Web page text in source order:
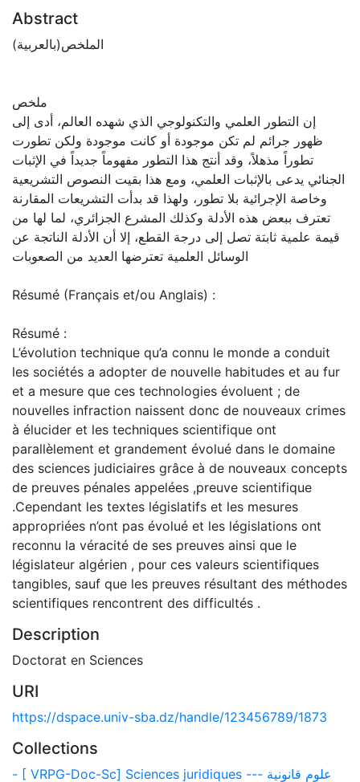
Abstract
الملخص(بالعربية)
ملخص
إن التطور العلمي والتكنولوجي الذي شهده العالم، أدى إلى
ظهور جرائم لم تكن موجودة أو كانت موجودة ولكن تطورت
تطوراً مذهلاً، وقد أنتج هذا التطور مفهوماً جديداً في الإثبات
الجنائي يدعى بالإثبات العلمي، ومع هذا بقيت النصوص التشريعية
وخاصة الإجرائية بلا تطور، ولهذا قد بدأت التشريعات المقارنة
تعترف ببعض هذه الأدلة وكذلك المشرع الجزائري، لما لها من
قيمة علمية ثابتة تصل إلى درجة القطع، إلا أن الأدلة الناتجة عن
الوسائل العلمية تعترضها العديد من الصعوبات
Résumé (Français et/ou Anglais) :
Résumé :
L’évolution technique qu’a connu le monde a conduit
les sociétés a adopter de nouvelle habitudes et au fur
et a mesure que ces technologies évoluent ; de
nouvelles infraction naissent donc de nouveaux crimes
à élucider et les techniques scientifique ont
parallèlement et grandement évolué dans le domaine
des sciences judiciaires grâce à de nouveaux concepts
de preuves pénales appelées ,preuve scientifique
.Cependant les textes législatifs et les mesures
appropriées n’ont pas évolué et les législations ont
reconnu la véracité de ses preuves ainsi que le
législateur algérien , pour ces valeurs scientifiques
tangibles, sauf que les preuves résultant des méthodes
scientifiques rencontrent des difficultés .
Description
Doctorat en Sciences
URI
https://dspace.univ-sba.dz/handle/123456789/1873
Collections
- [ VRPG-Doc-Sc] Sciences juridiques --- علوم قانونية